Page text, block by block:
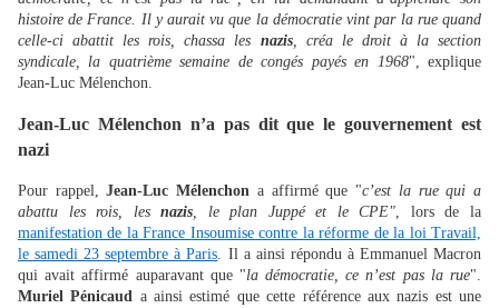
histoire de France. Il y aurait vu que la démocratie vint par la rue quand
celle-ci abattit les rois, chassa les nazis, créa le droit à la section
syndicale, la quatrième semaine de congés payés en 1968", explique
Jean-Luc Mélenchon.
Jean-Luc Mélenchon n’a pas dit que le gouvernement est
nazi
Pour rappel,Jean-Luc Mélenchon a affirmé que "c’est la rue qui a
abattu les rois, lesnazis, le plan Juppé et le CPE", lors de la
manifestation de la France Insoumise contre la réforme de la loi Travail,
le samedi 23 septembre à Paris. Il a ainsi répondu à Emmanuel Macron
qui avait affirmé auparavant que "la démocratie, ce n’est pas la rue".
Muriel Pénicaud a ainsi estimé que cette référence aux nazis est une